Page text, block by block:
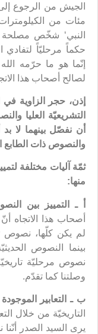
الجيش من الرجوع
مئات من
النبي‘ شخّص مصلحة
حكماً مرحليّاً لتفادي
إنّما هو ما حرّمه
لصالح أصحاب هذا
إذن، حجر الزاوية في
التشريعيّة العليا
أن نفصّل بينهما لا
والنصوص ذات الطابع
ثمّة آليات مختلفة
منها:
أ ـ التمييز بين
أصحاب هذا الاتجاه
لم يكن كلّها، نصوص
بينما النصوص
نصوص مرحليّة
وصلتنا كما تقدّم.
ب ـ التعابير
التاريخيّة من خلال
يرى السيد الصدر